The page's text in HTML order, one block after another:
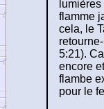
flamme
cela, le
5:21).
encore
flambe
pour le